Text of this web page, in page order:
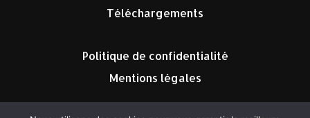
Téléchargements
Politique de confidentialité
Mentions légales